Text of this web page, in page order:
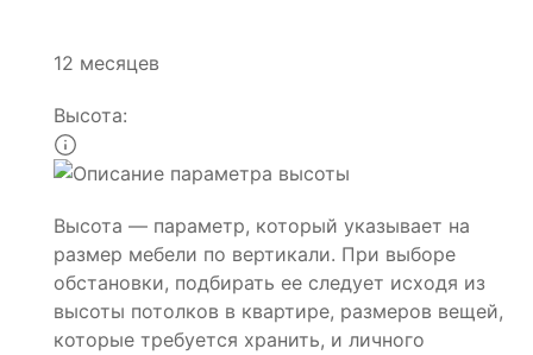
12 месяцев
Высота:
Высота — параметр, который указывает на
размер мебели по вертикали. При выборе
обстановки, подбирать ее следует исходя из
высоты потолков в квартире, размеров вещей,
которые требуется хранить, и личного